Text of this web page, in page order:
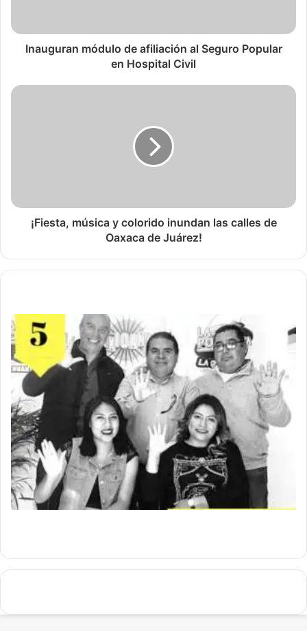
Inauguran módulo de afiliación al Seguro Popular
en Hospital Civil
¡Fiesta, música y colorido inundan las calles de
Oaxaca de Juárez!